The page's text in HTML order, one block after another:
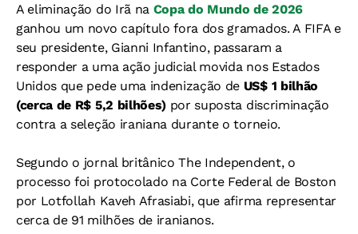
A eliminação do Irã na Copa do Mundo de 2026
ganhou um novo capítulo fora dos gramados. A FIFA e
seu presidente, Gianni Infantino, passaram a
responder a uma ação judicial movida nos Estados
Unidos que pede uma indenização de US$ 1 bilhão
(cerca de R$ 5,2 bilhões) por suposta discriminação
contra a seleção iraniana durante o torneio.
Segundo o jornal britânico The Independent, o
processo foi protocolado na Corte Federal de Boston
por Lotfollah Kaveh Afrasiabi, que afirma representar
cerca de 91 milhões de iranianos.